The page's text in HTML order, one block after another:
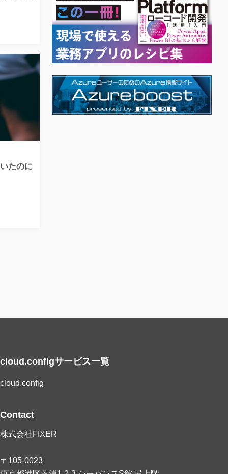
たのに
cloud.configサービス一覧
cloud.config
Contact
株式会社FIXER
〒105-0023